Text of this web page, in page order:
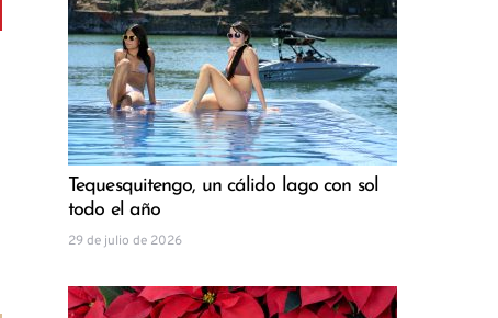
Tequesquitengo, un cálido lago con sol
todo el año
29 de julio de 2026